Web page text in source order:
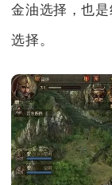
金油选择，也
选择。